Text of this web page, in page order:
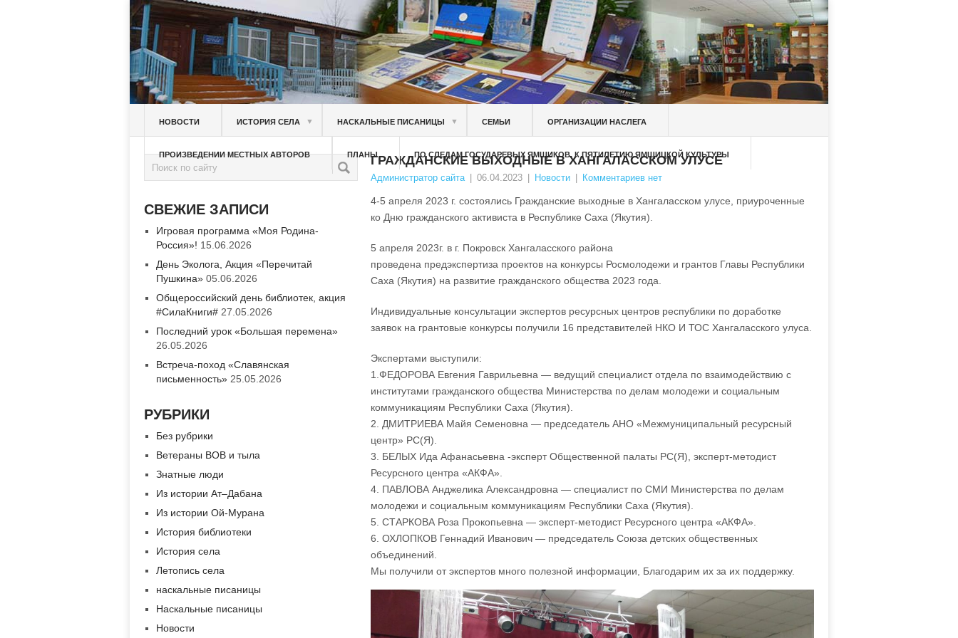
НОВОСТИ ИСТОРИЯ СЕЛА ▼ НАСКАЛЬНЫЕ ПИСАНИЦЫ ▼ СЕМЬИ ОРГАНИЗАЦИИ НАСЛЕГА
ПРОИЗВЕДЕНИИ МЕСТНЫХ АВТОРОВ ПЛАНЫ ПО СЛЕДАМ ГОСУДАРЕВЫХ ЯМЩИКОВ. К ПЯТИЛЕТИЮ ЯМЩИЦКОЙ КУЛЬТУРЫ
ГРАЖДАНСКИЕ ВЫХОДНЫЕ В ХАНГАЛАССКОМ УЛУСЕ
Администратор сайта 06.04.2023 Новости Комментариев нет
4-5 апреля 2023 г. состоялись Гражданские выходные в Хангаласском улусе, приуроченные
ко Дню гражданского активиста в Республике Саха (Якутия).
5 апреля 2023г. в г. Покровск Хангаласского района
проведена предэкспертиза проектов на конкурсы Росмолодежи и грантов Главы Республики
Саха (Якутия) на развитие гражданского общества 2023 года.
Индивидуальные консультации экспертов ресурсных центров республики по доработке
заявок на грантовые конкурсы получили 16 представителей НКО И ТОС Хангаласского улуса.
Экспертами выступили:
1.ФЕДОРОВА Евгения Гаврильевна — ведущий специалист отдела по взаимодействию с
институтами гражданского общества Министерства по делам молодежи и социальным
коммуникациям Республики Саха (Якутия).
2. ДМИТРИЕВА Майя Семеновна — председатель АНО «Межмуниципальный ресурсный
центр» РС(Я).
3. БЕЛЫХ Ида Афанасьевна -эксперт Общественной палаты РС(Я), эксперт-методист
Ресурсного центра «АКФА».
4. ПАВЛОВА Анджелика Александровна — специалист по СМИ Министерства по делам
молодежи и социальным коммуникациям Республики Саха (Якутия).
5. СТАРКОВА Роза Прокопьевна — эксперт-методист Ресурсного центра «АКФА».
6. ОХЛОПКОВ Геннадий Иванович — председатель Союза детских общественных
объединений.
Мы получили от экспертов много полезной информации, Благодарим их за их поддержку.
СВЕЖИЕ ЗАПИСИ
Игровая программа «Моя Родина-
Россия»! 15.06.2026
День Эколога, Акция «Перечитай
Пушкина» 05.06.2026
Общероссийский день библиотек, акция
#СилаКниги# 27.05.2026
Последний урок «Большая перемена»
26.05.2026
Встреча-поход «Славянская
письменность» 25.05.2026
РУБРИКИ
Без рубрики
Ветераны ВОВ и тыла
Знатные люди
Из истории Ат–Дабана
Из истории Ой-Мурана
История библиотеки
История села
Летопись села
наскальные писаницы
Наскальные писаницы
Новости